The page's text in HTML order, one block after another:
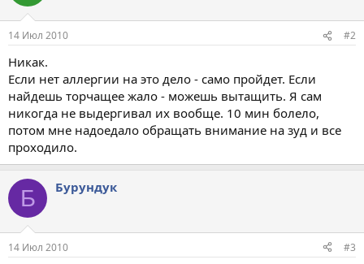
14 Июл 2010 #2
Никак.
Если нет аллергии на это дело - само пройдет. Если
найдешь торчащее жало - можешь вытащить. Я сам
никогда не выдергивал их вообще. 10 мин болело,
потом мне надоедало обращать внимание на зуд и все
проходило.
Б Бурундук
14 Июл 2010 #3